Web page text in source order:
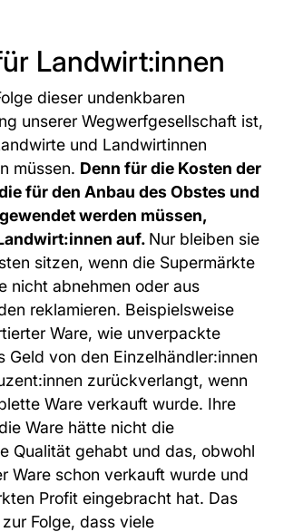
Landwirt:innen
dieser undenkbaren
unserer Wegwerfgesellschaft ist,
und Landwirtinnen
müssen. Denn für die Kosten der
für den Anbau des Obstes und
werden müssen,
auf. Nur bleiben sie
sitzen, wenn die Supermärkte
nicht abnehmen oder aus
reklamieren. Beispielsweise
Ware, wie unverpackte
Geld von den Einzelhändler:innen
zurückverlangt, wenn
Ware verkauft wurde. Ihre
Ware hätte nicht die
Qualität gehabt und das, obwohl
Ware schon verkauft wurde und
Profit eingebracht hat. Das
Folge, dass viele